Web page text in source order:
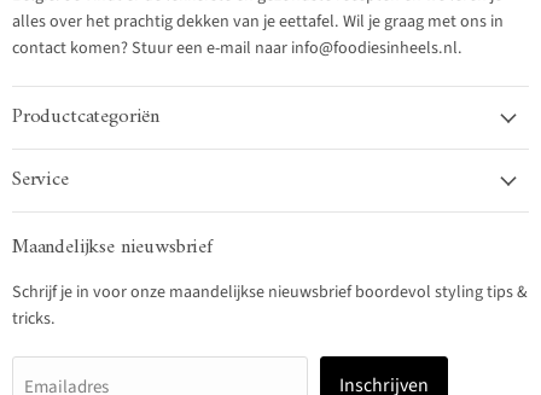
alles over het prachtig dekken van je eettafel. Wil je graag met ons in
contact komen? Stuur een e-mail naar info@foodiesinheels.nl.
Productcategoriën
Service
Maandelijkse nieuwsbrief
Schrijf je in voor onze maandelijkse nieuwsbrief boordevol styling tips &
tricks.
Emailadres Inschrijven